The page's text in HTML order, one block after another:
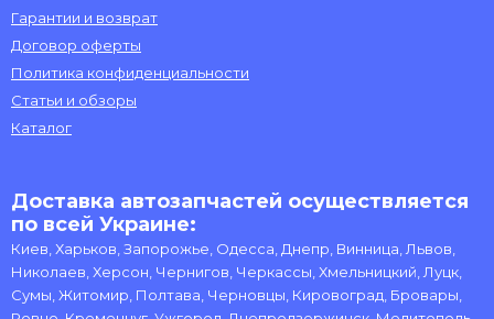
Гарантии и возврат
Договор оферты
Политика конфиденциальности
Статьи и обзоры
Каталог
Доставка автозапчастей осуществляется
по всей Украине:
Киев, Харьков, Запорожье, Одесса, Днепр, Винница, Львов,
Николаев, Херсон, Чернигов, Черкассы, Хмельницкий, Луцк,
Сумы, Житомир, Полтава, Черновцы, Кировоград, Бровары,